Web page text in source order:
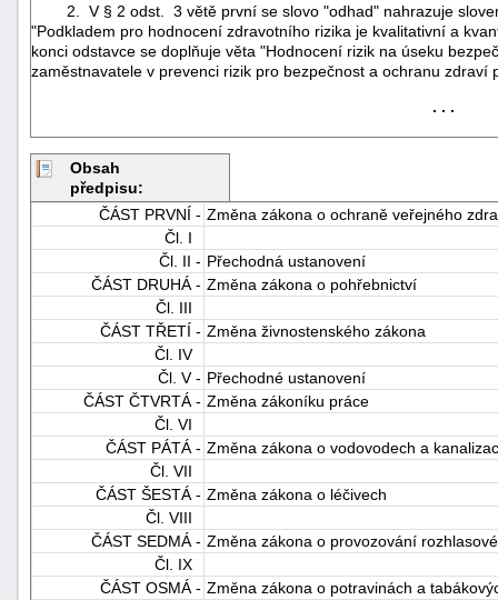
2. V § 2 odst. 3 větě první se slovo "odhad" nahrazuje
"Podkladem pro hodnocení zdravotního rizika je kvalitativní a
konci odstavce se doplňuje věta "Hodnocení rizik na úseku
zaměstnavatele v prevenci rizik pro bezpečnost a ochranu
. . .
Obsah
předpisu:
ČÁST PRVNÍ - Změna zákona o ochraně veřejného
Čl. I
Čl. II - Přechodná ustanovení
ČÁST DRUHÁ - Změna zákona o pohřebnictví
Čl. III
ČÁST TŘETÍ - Změna živnostenského zákona
Čl. IV
Čl. V - Přechodné ustanovení
ČÁST ČTVRTÁ - Změna zákoníku práce
Čl. VI
ČÁST PÁTÁ - Změna zákona o vodovodech a
Čl. VII
ČÁST ŠESTÁ - Změna zákona o léčivech
Čl. VIII
ČÁST SEDMÁ - Změna zákona o provozování
Čl. IX
ČÁST OSMÁ - Změna zákona o potravinách a
-
náhrady